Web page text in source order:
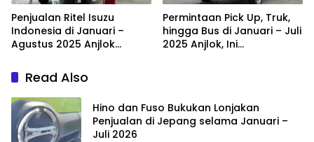
Penjualan Ritel Isuzu
Indonesia di Januari –
Agustus 2025 Anjlok
Permintaan Pick Up, Truk,
hingga Bus di Januari – Juli
2025 Anjlok, Ini
Read Also
Hino dan Fuso Bukukan Lonjakan
Penjualan di Jepang selama Januari –
Juli 2026